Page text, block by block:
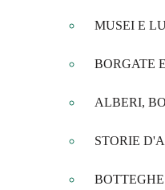
MUSEI E
BORGATE
ALBERI,
STORIE